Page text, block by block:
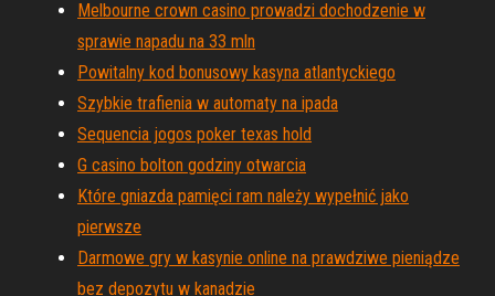
Melbourne crown casino prowadzi dochodzenie w
sprawie napadu na 33 mln
Powitalny kod bonusowy kasyna atlantyckiego
Szybkie trafienia w automaty na ipada
Sequencia jogos poker texas hold
G casino bolton godziny otwarcia
Które gniazda pamięci ram należy wypełnić jako
pierwsze
Darmowe gry w kasynie online na prawdziwe pieniądze
bez depozytu w kanadzie